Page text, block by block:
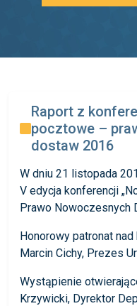
Raport z
pocztowe –
dostaw 2016
W dniu 21 listopada
V edycja konferencji
Prawo Nowoczesnych
Honorowy patronat
Marcin Cichy, Prezes
Wystąpienie
Krzywicki, Dyrektor